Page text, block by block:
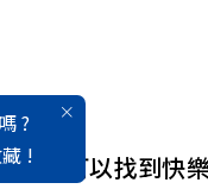
?
!
哪裡可以找到快